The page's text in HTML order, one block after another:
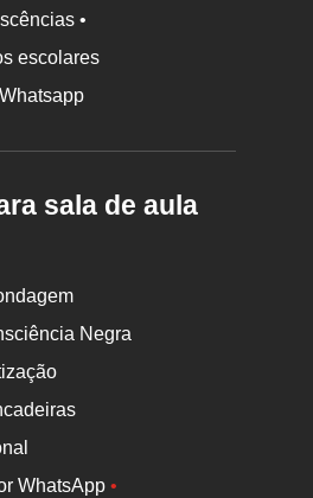
•
escolares
sala de aula
Negra
WhatsApp•